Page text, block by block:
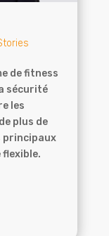
de fitness
sécurité
les
plus de
principaux
flexible.